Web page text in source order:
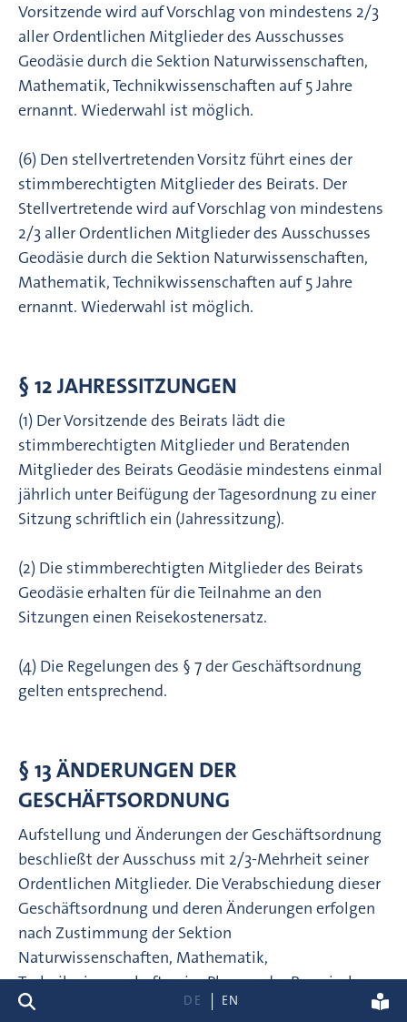
Suche DE EN
Vorsitzende wird auf Vorschlag von mindestens 2/3
aller Ordentlichen Mitglieder des Ausschusses
Geodäsie durch die Sektion Naturwissenschaften,
Mathematik, Technikwissenschaften auf 5 Jahre
ernannt. Wiederwahl ist möglich.
(6) Den stellvertretenden Vorsitz führt eines der
stimmberechtigten Mitglieder des Beirats. Der
Stellvertretende wird auf Vorschlag von mindestens
2/3 aller Ordentlichen Mitglieder des Ausschusses
Geodäsie durch die Sektion Naturwissenschaften,
Mathematik, Technikwissenschaften auf 5 Jahre
ernannt. Wiederwahl ist möglich.
§ 12 JAHRESSITZUNGEN
(1) Der Vorsitzende des Beirats lädt die
stimmberechtigten Mitglieder und Beratenden
Mitglieder des Beirats Geodäsie mindestens einmal
jährlich unter Beifügung der Tagesordnung zu einer
Sitzung schriftlich ein (Jahressitzung).
(2) Die stimmberechtigten Mitglieder des Beirats
Geodäsie erhalten für die Teilnahme an den
Sitzungen einen Reisekostenersatz.
(4) Die Regelungen des § 7 der Geschäftsordnung
gelten entsprechend.
§ 13 ÄNDERUNGEN DER
GESCHÄFTSORDNUNG
Aufstellung und Änderungen der Geschäftsordnung
beschließt der Ausschuss mit 2/3-Mehrheit seiner
Ordentlichen Mitglieder. Die Verabschiedung dieser
Geschäftsordnung und deren Änderungen erfolgen
nach Zustimmung der Sektion
Naturwissenschaften, Mathematik,
Technikwissenschaften im Plenum der Bayerischen
Akademie der Wissenschaften.